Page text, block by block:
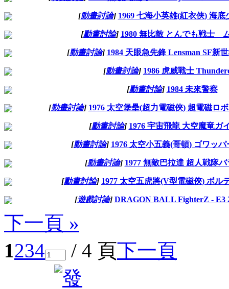
[動畫討論] 1969 七海小英雄(紅衣俠) 海底
[動畫討論] 1980 無比敵 とんでも戦士
[動畫討論] 1984 天眼急先鋒 Lensman SF新
[動畫討論] 1986 虎威戰士
[動畫討論] 1984 未來警察
[動畫討論] 1976 太空堡壘(超力電磁俠) 超電磁ロ
[動畫討論] 1976 宇宙飛龍 大空魔竜ガ
[動畫討論] 1976 太空小五義(哥頓) ゴワッ
[動畫討論] 1977 無敵巴拉達 超人戦隊
[動畫討論] 1977 太空五虎將(V型電磁俠) ボル
[遊戲討論] DRAGON BALL FighterZ - E3
下一頁 »
1234 / 4 頁下一頁